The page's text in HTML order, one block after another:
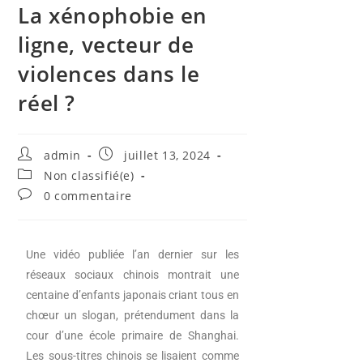
La xénophobie en
ligne, vecteur de
violences dans le
réel ?
admin
juillet 13, 2024
Non classifié(e)
0 commentaire
Une vidéo publiée l’an dernier sur les
réseaux sociaux chinois montrait une
centaine d’enfants japonais criant tous en
chœur un slogan, prétendument dans la
cour d’une école primaire de Shanghai.
Les sous-titres chinois se lisaient comme